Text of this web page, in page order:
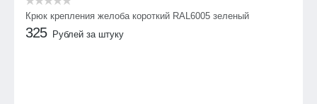
Крюк крепления желоба короткий RAL6005 зеленый
325 Рублей за штуку